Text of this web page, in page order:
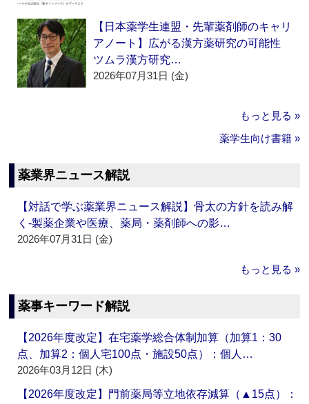
【日本薬学生連盟・先輩薬剤師のキャリ
アノート】広がる漢方薬研究の可能性
ツムラ漢方研究…
2026年07月31日 (金)
もっと見る »
薬学生向け書籍 »
薬業界ニュース解説
【対話で学ぶ薬業界ニュース解説】骨太の方針を読み解
く‐製薬企業や医療、薬局・薬剤師への影…
2026年07月31日 (金)
もっと見る »
薬事キーワード解説
【2026年度改定】在宅薬学総合体制加算（加算1：30
点、加算2：個人宅100点・施設50点）：個人…
2026年03月12日 (木)
【2026年度改定】門前薬局等立地依存減算（▲15点）：